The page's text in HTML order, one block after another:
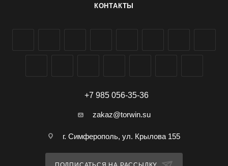
КОНТАКТЫ
+7 985 056-35-36
zakaz@torwin.su
г. Симферополь, ул. Крылова 155